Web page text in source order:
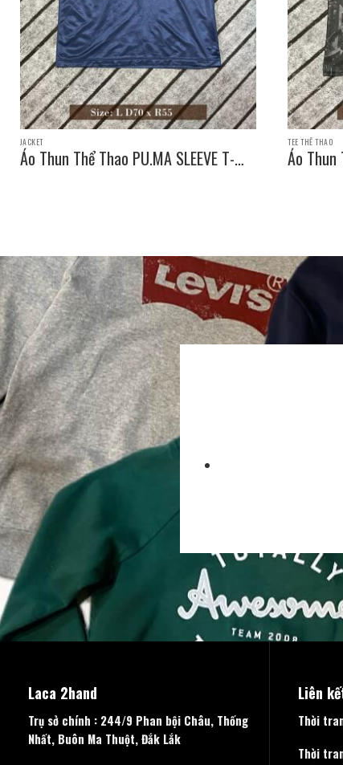
JACKET
Áo Thun Thể Thao PU.MA SLEEVE T-
TEE THỂ THAO
Áo Thun
Laca 2hand
Trụ sở chính : 244/9 Phan bội Châu, Thống
Nhất, Buôn Ma Thuột, Đắk Lắk
Liên
Thời
Thời